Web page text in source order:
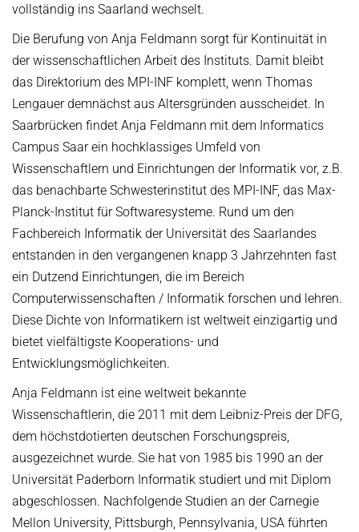
vollständig ins Saarland wechselt.
Die Berufung von Anja Feldmann sorgt für Kontinuität in
der wissenschaftlichen Arbeit des Instituts. Damit bleibt
das Direktorium des MPI-INF komplett, wenn Thomas
Lengauer demnächst aus Altersgründen ausscheidet. In
Saarbrücken findet Anja Feldmann mit dem Informatics
Campus Saar ein hochklassiges Umfeld von
Wissenschaftlern und Einrichtungen der Informatik vor, z.B.
das benachbarte Schwesterinstitut des MPI-INF, das Max-
Planck-Institut für Softwaresysteme. Rund um den
Fachbereich Informatik der Universität des Saarlandes
entstanden in den vergangenen knapp 3 Jahrzehnten fast
ein Dutzend Einrichtungen, die im Bereich
Computerwissenschaften / Informatik forschen und lehren.
Diese Dichte von Informatikern ist weltweit einzigartig und
bietet vielfältigste Kooperations- und
Entwicklungsmöglichkeiten.
Anja Feldmann ist eine weltweit bekannte
Wissenschaftlerin, die 2011 mit dem Leibniz-Preis der DFG,
dem höchstdotierten deutschen Forschungspreis,
ausgezeichnet wurde. Sie hat von 1985 bis 1990 an der
Universität Paderborn Informatik studiert und mit Diplom
abgeschlossen. Nachfolgende Studien an der Carnegie
Mellon University, Pittsburgh, Pennsylvania, USA führten